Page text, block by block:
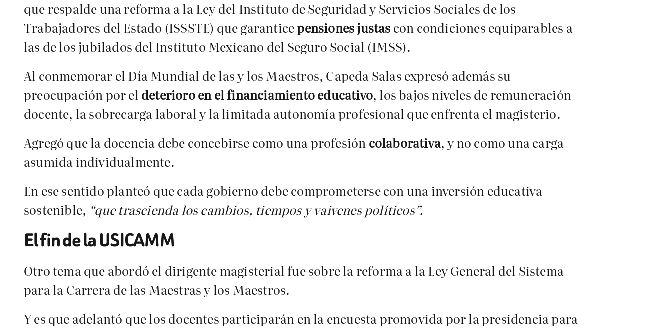
que respalde una reforma a la Ley del Instituto de Seguridad y Servicios Sociales de los
Trabajadores del Estado (ISSSTE) que garanticepensiones justas con condiciones equiparables a
las de los jubilados del Instituto Mexicano del Seguro Social (IMSS).
Al conmemorar el Día Mundial de las y los Maestros, Capeda Salas expresó además su
preocupación por el deterioro en el financiamiento educativo, los bajos niveles de remuneración
docente, la sobrecarga laboral y la limitada autonomía profesional que enfrenta el magisterio.
Agregó que la docencia debe concebirse como una profesión colaborativa, y no como una carga
asumida individualmente.
En ese sentido planteó que cada gobierno debe comprometerse con una inversión educativa
sostenible, “que trascienda los cambios, tiempos y vaivenes políticos”.
El fin de la USICAMM
Otro tema que abordó el dirigente magisterial fue sobre la reforma a la Ley General del Sistema
para la Carrera de las Maestras y los Maestros.
Y es que adelantó que los docentes participarán en la encuesta promovida por la presidencia para